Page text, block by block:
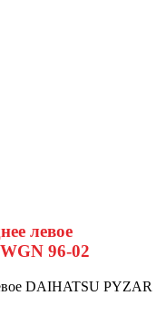
левое
96-02